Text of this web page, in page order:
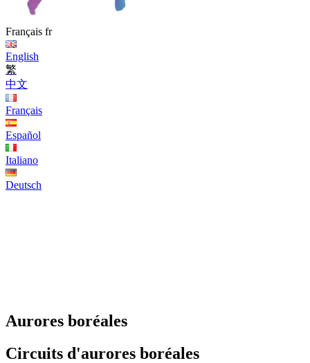
Français fr
English
繁
中文
Français
Español
Italiano
Deutsch
Aurores boréales
Circuits d'aurores boréales